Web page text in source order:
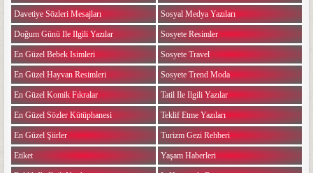
Davetiye Sözleri Mesajları
Doğum Günü Ile Ilgili Yazılar
En Güzel Bebek Isimleri
En Güzel Hayvan Resimleri
En Güzel Komik Fıkralar
En Güzel Sözler Kütüphanesi
En Güzel Şiirler
Etiket
Sosyal Medya Yazıları
Sosyete Resimler
Sosyete Travel
Sosyete Trend Moda
Tatil Ile Ilgili Yazılar
Teklif Etme Yazıları
Turizm Gezi Rehberi
Yaşam Haberleri